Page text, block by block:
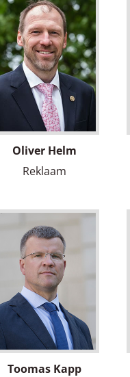
Oliver Helm
Reklaam
Toomas Kapp